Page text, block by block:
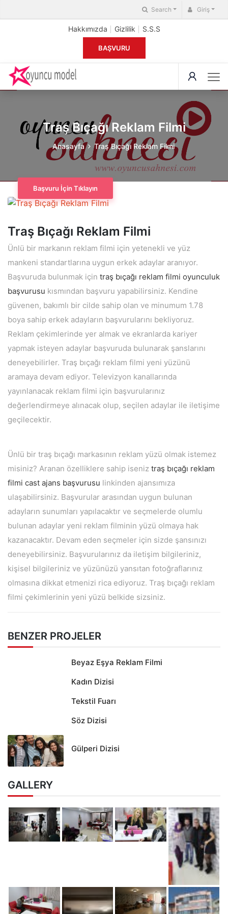
Search Giriş
Hakkımızda Gizlilik S.S.S
BAŞVURU
Traş Bıçağı Reklam Filmi
Anasayfa Traş Bıçağı Reklam Filmi
Başvuru İçin Tıklayın
Traş Bıçağı Reklam Filmi
Ünlü bir markanın reklam filmi için yetenekli ve yüz
mankeni standartlarına uygun erkek adaylar aranıyor.
Başvuruda bulunmak için traş bıçağı reklam filmi oyunculuk
başvurusu kısmından başvuru yapabilirsiniz. Kendine
güvenen, bakımlı bir cilde sahip olan ve minumum 1.78
boya sahip erkek adayların başvurularını bekliyoruz.
Reklam çekimlerinde yer almak ve ekranlarda kariyer
yapmak isteyen adaylar başvuruda bulunarak şanslarını
deneyebilirler. Traş bıçağı reklam filmi yeni yüzünü
aramaya devam ediyor. Televizyon kanallarında
yayınlanacak reklam filmi için başvurularınız
değerlendirmeye alınacak olup, seçilen adaylar ile iletişime
geçilecektir.
Ünlü bir traş bıçağı markasının reklam yüzü olmak istemez
misiniz? Aranan özelliklere sahip iseniz traş bıçağı reklam
filmi cast ajans başvurusu linkinden ajansımıza
ulaşabilirsiniz. Başvurular arasından uygun bulunan
adayların sunumları yapılacaktır ve seçmelerde olumlu
bulunan adaylar yeni reklam filminin yüzü olmaya hak
kazanacaktır. Devam eden seçmeler için sizde şansınızı
deneyebilirsiniz. Başvurularınız da iletişim bilgileriniz,
kişisel bilgileriniz ve yüzünüzü yansıtan fotoğraflarınız
olmasına dikkat etmenizi rica ediyoruz. Traş bıçağı reklam
filmi çekimlerinin yeni yüzü belkide sizsiniz.
BENZER PROJELER
Beyaz Eşya Reklam Filmi
Kadın Dizisi
Tekstil Fuarı
Söz Dizisi
Gülperi Dizisi
GALLERY